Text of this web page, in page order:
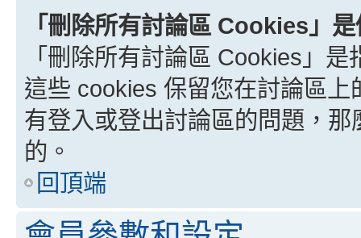
「刪除所有討論區 Cookies」
「刪除所有討論區 Cookies」
這些 cookies 保留您在討論區
有登入或登出討論區的問題，
的。
回頂端